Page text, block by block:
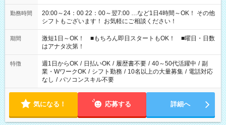
勤務時間
20:00～24：00 22：00～翌7:00 …など1日4時間～OK！ その他
シフトもございます！ お気軽にご相談ください！
期間
激短1日～OK！ ■もちろん即日スタートもOK！ ■曜日・日数
はアナタ次第！
特徴 週1日からOK / 日払いOK / 履歴書不要 / 40～50代活躍中 / 副
業・WワークOK / シフト勤務 / 10名以上の大量募集 / 電話対応
なし / パソコンスキル不要
気になる！ 応募する 詳細へ